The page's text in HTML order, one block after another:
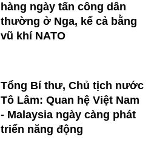
hàng ngày tấn công dân
thường ở Nga, kể cả bằng
vũ khí NATO
Tổng Bí thư, Chủ tịch nước
Tô Lâm: Quan hệ Việt Nam
- Malaysia ngày càng phát
triển năng động